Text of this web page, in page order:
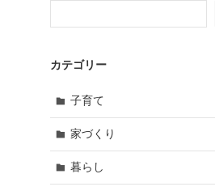
カテゴリー
子育て
家づくり
暮らし